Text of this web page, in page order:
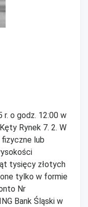
r. o godz. 12:00 w
Rynek 7. 2. W
lub
tysięcy złotych
tylko w formie
Nr
Bank Śląski w